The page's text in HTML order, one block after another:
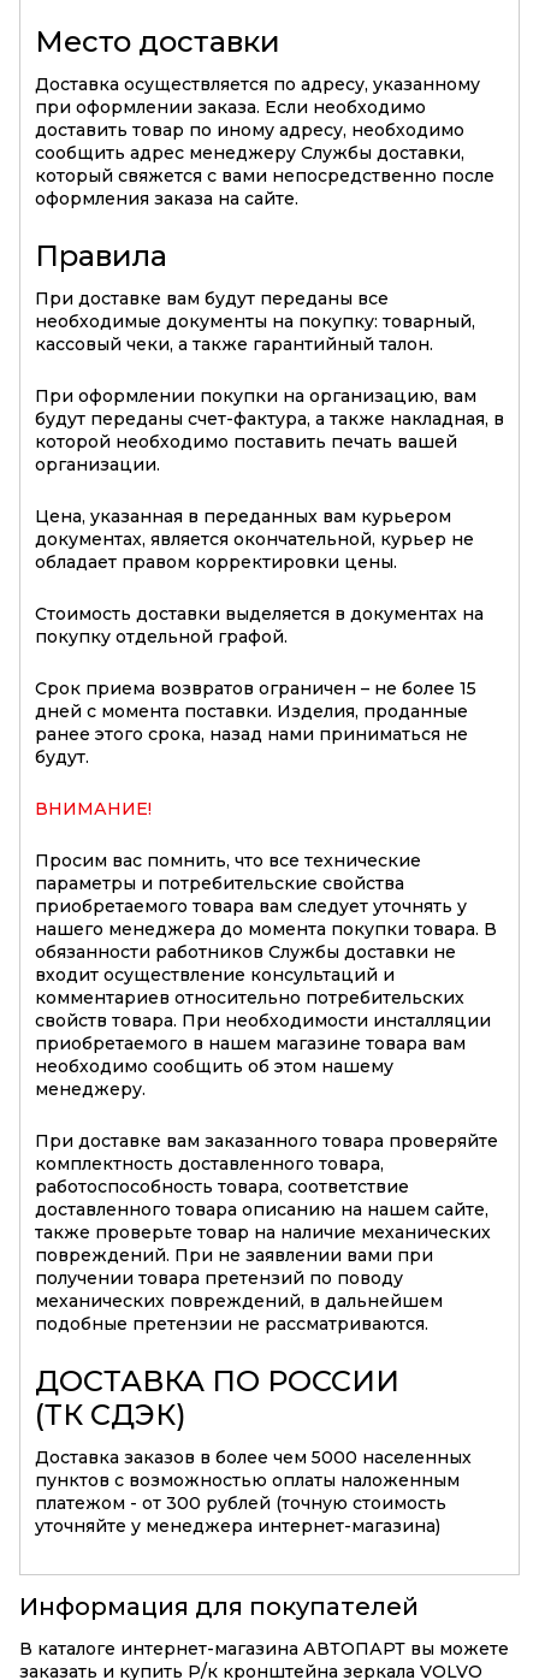
Место доставки
Доставка осуществляется по адресу, указанному
при оформлении заказа. Если необходимо
доставить товар по иному адресу, необходимо
сообщить адрес менеджеру Службы доставки,
который свяжется с вами непосредственно после
оформления заказа на сайте.
Правила
При доставке вам будут переданы все
необходимые документы на покупку: товарный,
кассовый чеки, а также гарантийный талон.
При оформлении покупки на организацию, вам
будут переданы счет-фактура, а также накладная, в
которой необходимо поставить печать вашей
организации.
Цена, указанная в переданных вам курьером
документах, является окончательной, курьер не
обладает правом корректировки цены.
Стоимость доставки выделяется в документах на
покупку отдельной графой.
Срок приема возвратов ограничен – не более 15
дней с момента поставки. Изделия, проданные
ранее этого срока, назад нами приниматься не
будут.
ВНИМАНИЕ!
Просим вас помнить, что все технические
параметры и потребительские свойства
приобретаемого товара вам следует уточнять у
нашего менеджера до момента покупки товара. В
обязанности работников Службы доставки не
входит осуществление консультаций и
комментариев относительно потребительских
свойств товара. При необходимости инсталляции
приобретаемого в нашем магазине товара вам
необходимо сообщить об этом нашему
менеджеру.
При доставке вам заказанного товара проверяйте
комплектность доставленного товара,
работоспособность товара, соответствие
доставленного товара описанию на нашем сайте,
также проверьте товар на наличие механических
повреждений. При не заявлении вами при
получении товара претензий по поводу
механических повреждений, в дальнейшем
подобные претензии не рассматриваются.
ДОСТАВКА ПО РОССИИ
(ТК СДЭК)
Доставка заказов в более чем 5000 населенных
пунктов с возможностью оплаты наложенным
платежом - от 300 рублей (точную стоимость
уточняйте у менеджера интернет-магазина)
Информация для покупателей
В каталоге интернет-магазина АВТОПАРТ вы можете
заказать и купить Р/к кронштейна зеркала VOLVO